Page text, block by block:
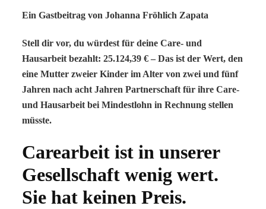
Ein Gastbeitrag von Johanna Fröhlich Zapata
Stell dir vor, du würdest für deine Care- und
Hausarbeit bezahlt: 25.124,39 € – Das ist der Wert, den
eine Mutter zweier Kinder im Alter von zwei und fünf
Jahren nach acht Jahren Partnerschaft für ihre Care-
und Hausarbeit bei Mindestlohn in Rechnung stellen
müsste.
Carearbeit ist in unserer
Gesellschaft wenig wert.
Sie hat keinen Preis.